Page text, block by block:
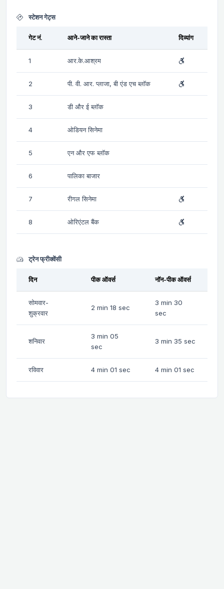
स्टेशन गेट्स
गेट नं. आने-जाने का रास्ता दिव्यांग
1 आर.के.आश्रम
2 पी. वी. आर. प्लाजा, बी एंड एच ब्लॉक
3 डी और ई ब्लॉक
4 ओडियन सिनेमा
5 एन और एफ ब्लॉक
6 पालिका बाजार
7 रीगल सिनेमा
8 ओरिएंटल बैंक
ट्रेन फ्रीक्वेंसी
दिन पीक ऑवर्स नॉन-पीक ऑवर्स
सोमवार-
शुक्रवार
2 min 18 sec
3 min 30
sec
शनिवार
3 min 05
sec
3 min 35 sec
रविवार 4 min 01 sec 4 min 01 sec